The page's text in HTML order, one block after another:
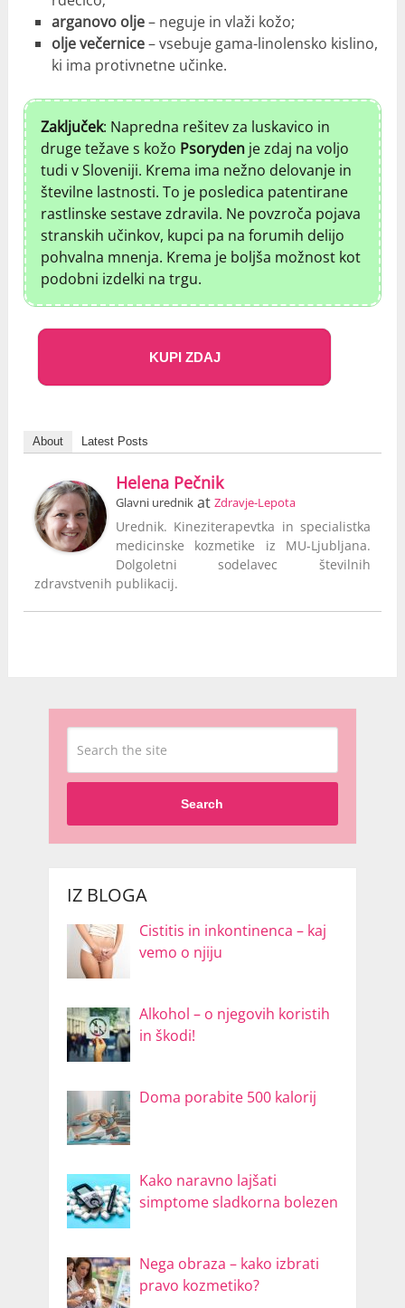
arganovo olje– neguje in vlaži kožo;
olje večernice– vsebuje gama-linolensko kislino,
ki ima protivnetne učinke.
Zaključek: Napredna rešitev za luskavico in
druge težave s kožo Psoryden je zdaj na voljo
tudi v Sloveniji. Krema ima nežno delovanje in
številne lastnosti. To je posledica patentirane
rastlinske sestave zdravila. Ne povzroča pojava
stranskih učinkov, kupci pa na forumih delijo
pohvalna mnenja. Krema je boljša možnost kot
podobni izdelki na trgu.
KUPI ZDAJ
About Latest Posts
Helena Pečnik
Glavni urednik atZdravje-Lepota
Urednik. Kineziterapevtka in specialistka
medicinske kozmetike iz MU-Ljubljana.
Dolgoletni sodelavec številnih
zdravstvenih publikacij.
Search
IZ BLOGA
Cistitis in inkontinenca – kaj
vemo o njiju
Alkohol – o njegovih koristih
in škodi!
Doma porabite 500 kalorij
Kako naravno lajšati
simptome sladkorna bolezen
Nega obraza – kako izbrati
pravo kozmetiko?